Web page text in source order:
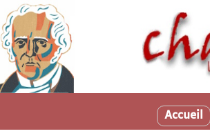
Accueil